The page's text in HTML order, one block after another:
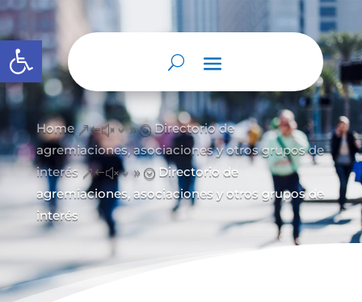
Open toolbar
Home &#x39; Directorio de
agremiaciones, asociaciones y otros grupos de
interés &#x39; Directorio de
agremiaciones, asociaciones y otros grupos de
interés